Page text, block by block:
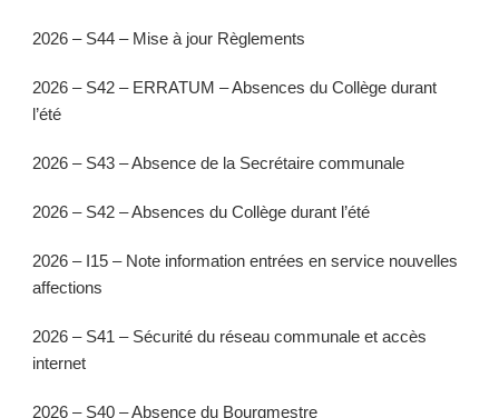
2026 – S44 – Mise à jour Règlements
2026 – S42 – ERRATUM – Absences du Collège durant
l’été
2026 – S43 – Absence de la Secrétaire communale
2026 – S42 – Absences du Collège durant l’été
2026 – I15 – Note information entrées en service nouvelles
affections
2026 – S41 – Sécurité du réseau communale et accès
internet
2026 – S40 – Absence du Bourgmestre